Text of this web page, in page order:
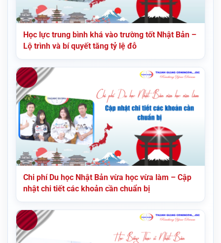
Học lực trung bình khá vào trường tốt Nhật Bản –
Lộ trình và bí quyết tăng tỷ lệ đỗ
Chi phí Du học Nhật Bản vừa học vừa làm – Cập
nhật chi tiết các khoản cần chuẩn bị